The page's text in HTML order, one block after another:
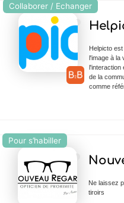
Collaborer / Echanger
Helpicto
l'image à la
l'interaction
de la
comme
Pour s’habiller
Ne laissez
tiroirs